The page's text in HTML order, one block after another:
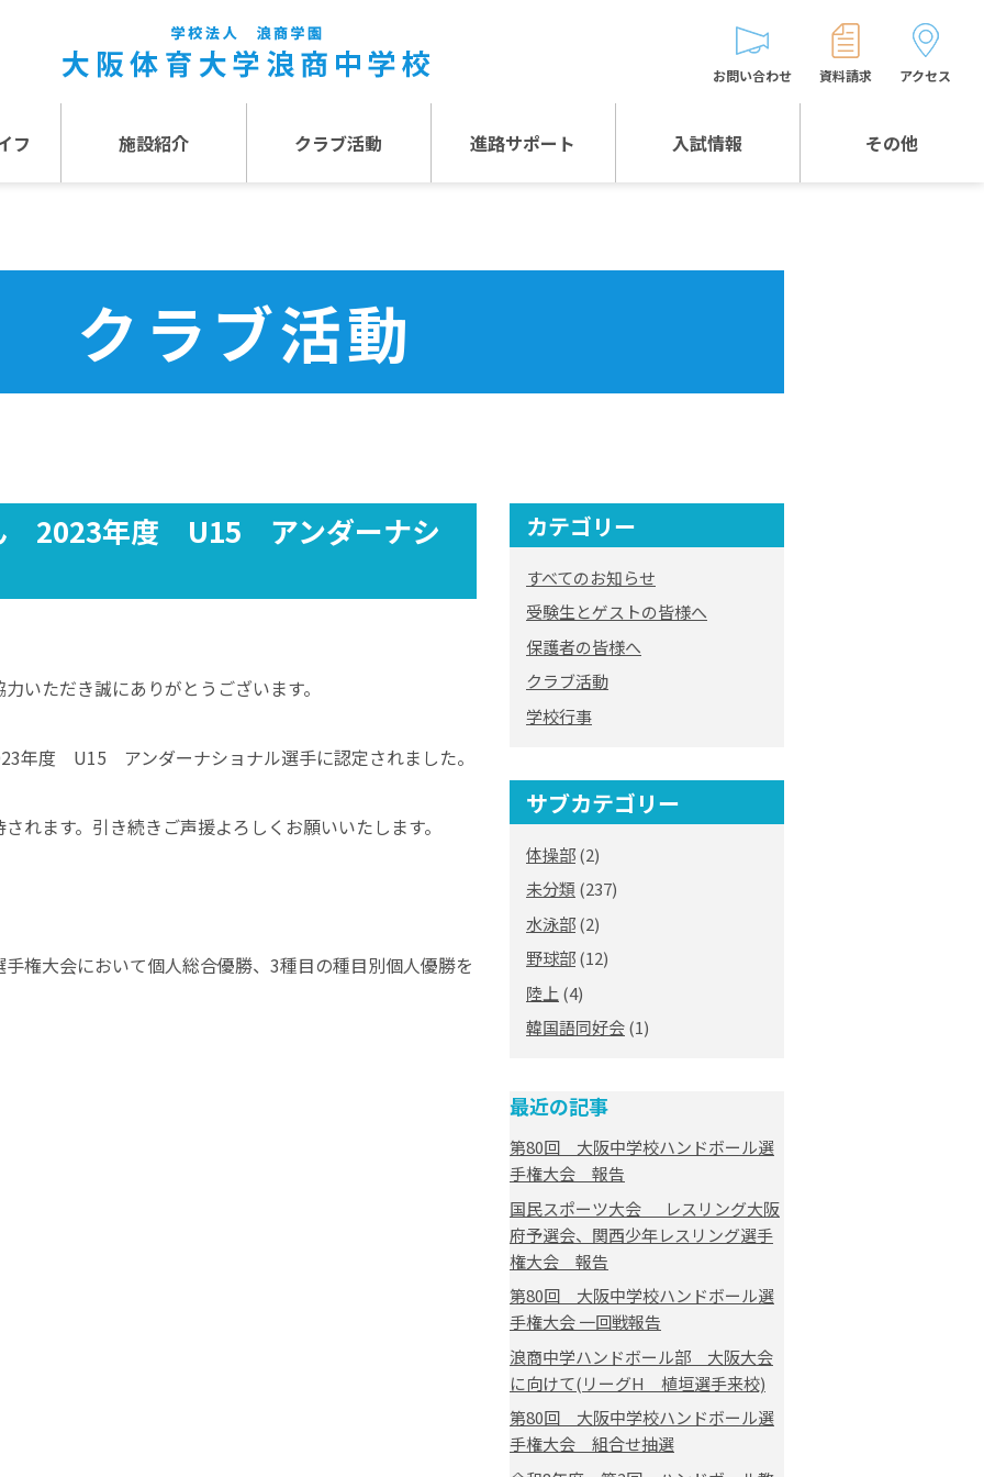
フ 施設紹介 クラブ活動 進路サポート 入試情報 その他
お問い合わせ 資料請求 アクセス
クラブ活動
2023年度 U15 アンダーナシ
いただき誠にありがとうございます。
年度 U15 アンダーナショナル選手に認定されました。
れます。引き続きご声援よろしくお願いいたします。
権大会において個人総合優勝、3種目の種目別個人優勝を
カテゴリー
すべてのお知らせ
受験生とゲストの皆様へ
保護者の皆様へ
クラブ活動
学校行事
サブカテゴリー
体操部(2)
未分類 (237)
水泳部(2)
野球部(12)
陸上 (4)
韓国語同好会(1)
最近の記事
第80回 大阪中学校ハンドボール選
手権大会 報告
国民スポーツ大会 レスリング大阪
府予選会、関西少年レスリング選手
権大会 報告
第80回 大阪中学校ハンドボール選
手権大会 一回戦報告
浪商中学ハンドボール部 大阪大会
に向けて(リーグH 植垣選手来校)
第80回 大阪中学校ハンドボール選
手権大会 組合せ抽選